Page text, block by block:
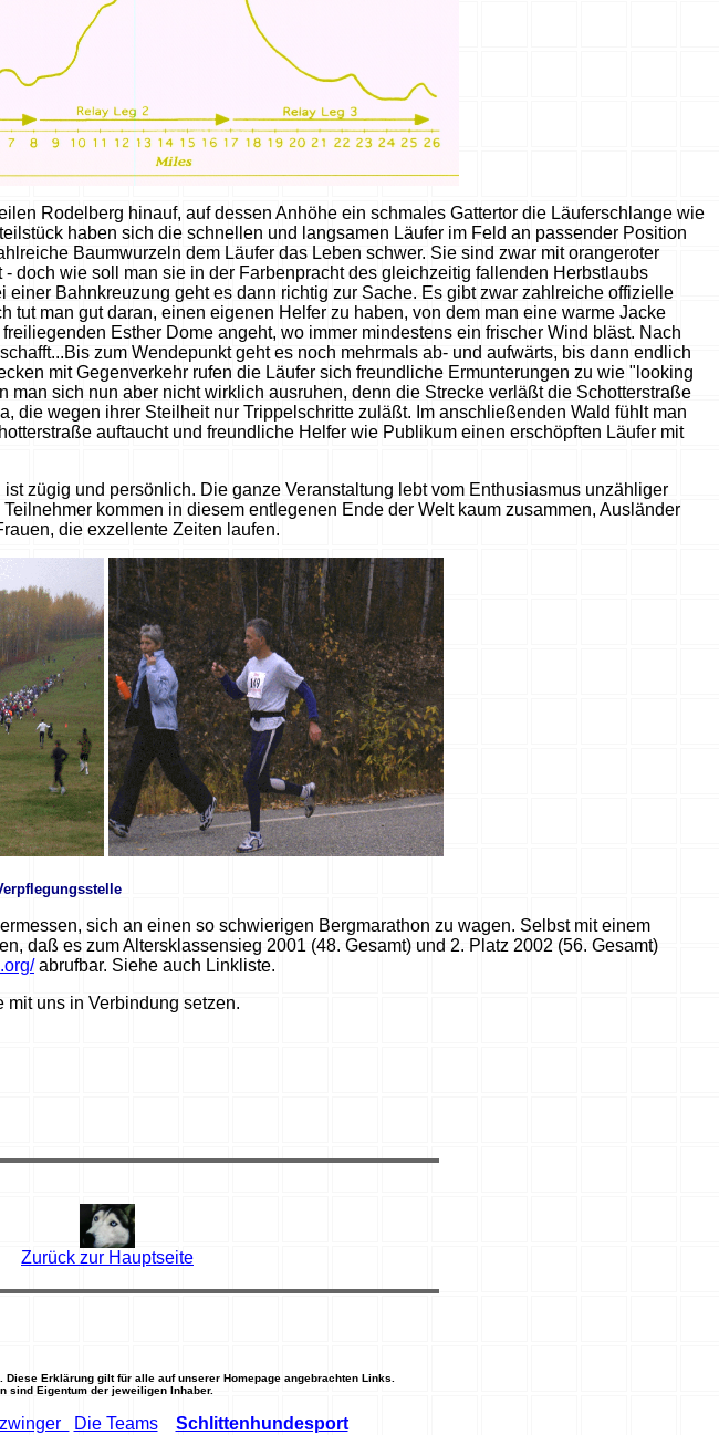
Rodelberg hinauf, auf dessen Anhöhe ein schmales Gattertor die Läuferschlange wie
haben sich die schnellen und langsamen Läufer im Feld an passender Position
Baumwurzeln dem Läufer das Leben schwer. Sie sind zwar mit orangeroter
doch wie soll man sie in der Farbenpracht des gleichzeitig fallenden Herbstlaubs
Bahnkreuzung geht es dann richtig zur Sache. Es gibt zwar zahlreiche offizielle
tut man gut daran, einen eigenen Helfer zu haben, von dem man eine warme Jacke
Esther Dome angeht, wo immer mindestens ein frischer Wind bläst. Nach
zum Wendepunkt geht es noch mehrmals ab- und aufwärts, bis dann endlich
mit Gegenverkehr rufen die Läufer sich freundliche Ermunterungen zu wie "looking
sich nun aber nicht wirklich ausruhen, denn die Strecke verläßt die Schotterstraße
die wegen ihrer Steilheit nur Trippelschritte zuläßt. Im anschließenden Wald fühlt man
auftaucht und freundliche Helfer wie Publikum einen erschöpften Läufer mit
zügig und persönlich. Die ganze Veranstaltung lebt vom Enthusiasmus unzähliger
kommen in diesem entlegenen Ende der Welt kaum zusammen, Ausländer
die exzellente Zeiten laufen.
sich an einen so schwierigen Bergmarathon zu wagen. Selbst mit einem
daß es zum Altersklassensieg 2001 (48. Gesamt) und 2. Platz 2002 (56. Gesamt)
abrufbar. Siehe auch Linkliste.
uns in Verbindung setzen.
Zurück zur Hauptseite
Erklärung gilt für alle auf unserer Homepage angebrachten Links.
sind Eigentum der jeweiligen Inhaber.
Die Teams Schlittenhundesport